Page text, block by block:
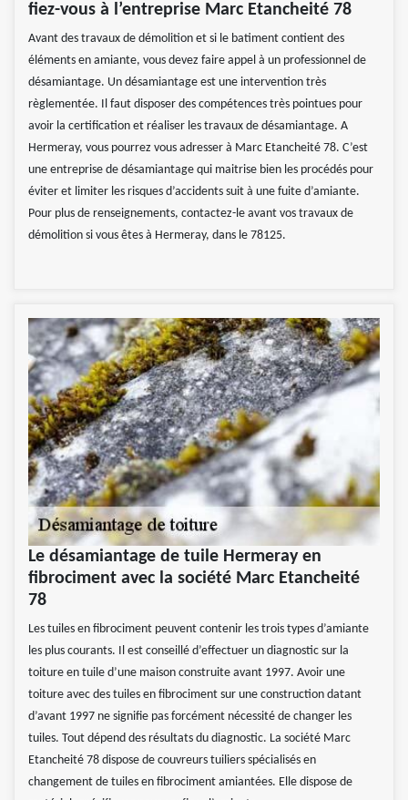
fiez-vous à l’entreprise Marc Etancheité 78
Avant des travaux de démolition et si le batiment contient des
éléments en amiante, vous devez faire appel à un professionnel de
désamiantage. Un désamiantage est une intervention très
règlementée. Il faut disposer des compétences très pointues pour
avoir la certification et réaliser les travaux de désamiantage. A
Hermeray, vous pourrez vous adresser à Marc Etancheité 78. C’est
une entreprise de désamiantage qui maitrise bien les procédés pour
éviter et limiter les risques d’accidents suit à une fuite d’amiante.
Pour plus de renseignements, contactez-le avant vos travaux de
démolition si vous êtes à Hermeray, dans le 78125.
Le désamiantage de tuile Hermeray en
fibrociment avec la société Marc Etancheité
78
Les tuiles en fibrociment peuvent contenir les trois types d’amiante
les plus courants. Il est conseillé d’effectuer un diagnostic sur la
toiture en tuile d’une maison construite avant 1997. Avoir une
toiture avec des tuiles en fibrociment sur une construction datant
d’avant 1997 ne signifie pas forcément nécessité de changer les
tuiles. Tout dépend des résultats du diagnostic. La société Marc
Etancheité 78 dispose de couvreurs tuiliers spécialisés en
changement de tuiles en fibrociment amiantées. Elle dispose de